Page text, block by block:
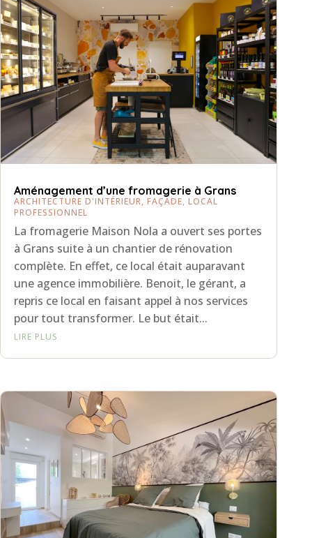
Aménagement d’une fromagerie à Grans
ARCHITECTURE D'INTÉRIEUR, FAÇADE, LOCAL
PROFESSIONNEL
La fromagerie Maison Nola a ouvert ses portes
à Grans suite à un chantier de rénovation
complète. En effet, ce local était auparavant
une agence immobilière. Benoit, le gérant, a
repris ce local en faisant appel à nos services
pour tout transformer. Le but était...
LIRE PLUS